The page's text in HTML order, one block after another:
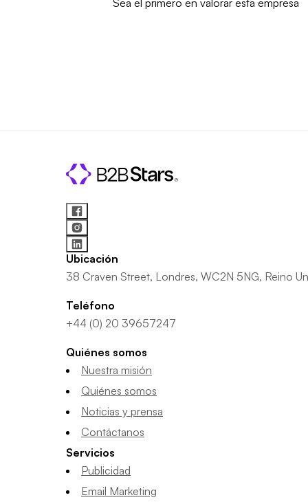
Sea el primero en valorar esta empresa
Ubicación
38 Craven Street, Londres, WC2N 5NG, Reino
Teléfono
+44 (0) 20 39657247
Quiénes somos
Nuestra misión
Quiénes somos
Noticias y prensa
Contáctanos
Servicios
Publicidad
Email Marketing